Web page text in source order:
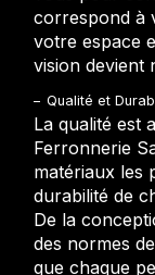
correspond à
votre espace
vision devient
Qualité et
La qualité est
Ferronnerie
matériaux les
durabilité de
De la
des normes
que chaque